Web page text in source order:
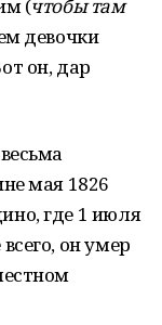
(чтобы там
девочки
он, дар
мая 1826
где 1 июля
он умер